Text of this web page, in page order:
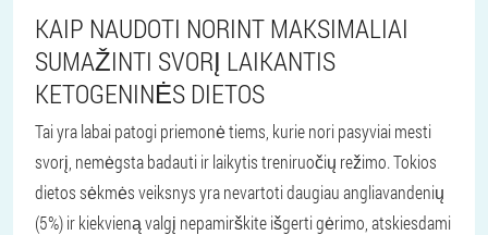
KAIP NAUDOTI NORINT MAKSIMALIAI
SUMAŽINTI SVORĮ LAIKANTIS
KETOGENINĖS DIETOS
Tai yra labai patogi priemonė tiems, kurie nori pasyviai mesti
svorį, nemėgsta badauti ir laikytis treniruočių režimo. Tokios
dietos sėkmės veiksnys yra nevartoti daugiau angliavandenių
(5%) ir kiekvieną valgį nepamirškite išgerti gėrimo, atskiesdami